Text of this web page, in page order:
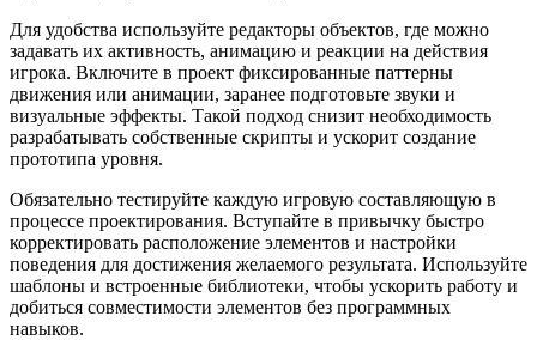
Для удобства используйте редакторы объектов, где можно
задавать их активность, анимацию и реакции на действия
игрока. Включите в проект фиксированные паттерны
движения или анимации, заранее подготовьте звуки и
визуальные эффекты. Такой подход снизит необходимость
разрабатывать собственные скрипты и ускорит создание
прототипа уровня.
Обязательно тестируйте каждую игровую составляющую в
процессе проектирования. Вступайте в привычку быстро
корректировать расположение элементов и настройки
поведения для достижения желаемого результата. Используйте
шаблоны и встроенные библиотеки, чтобы ускорить работу и
добиться совместимости элементов без программных
навыков.